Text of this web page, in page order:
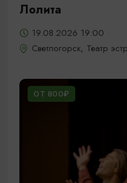
Лолита
19.08.2026 19:00
Светлогорск, Театр
ОТ 800₽